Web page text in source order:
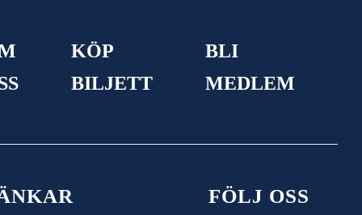
KÖP
BILJETT
BLI
MEDLEM
FÖLJ OSS